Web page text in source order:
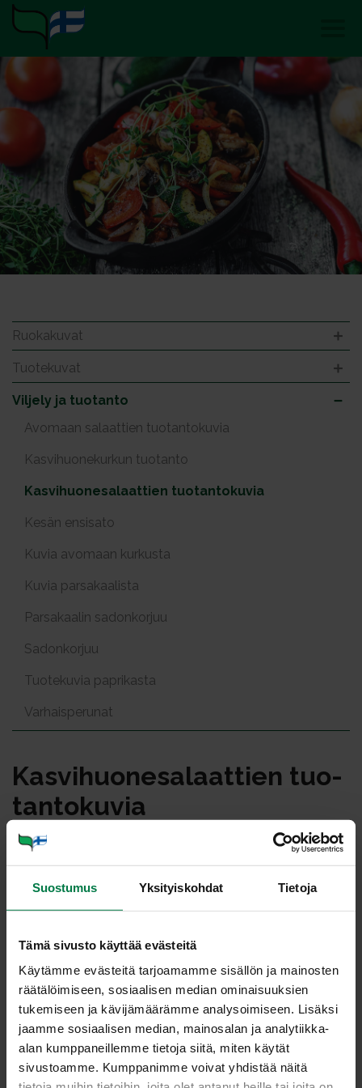
Suostumus Yksityiskohdat Tietoja
Tämä sivusto käyttää evästeitä
Käytämme evästeitä tarjoamamme sisällön ja mainosten
räätälöimiseen, sosiaalisen median ominaisuuksien
tukemiseen ja kävijämäärämme analysoimiseen. Lisäksi
jaamme sosiaalisen median, mainosalan ja analytiikka-
alan kumppaneillemme tietoja siitä, miten käytät
sivustoamme. Kumppanimme voivat yhdistää näitä
Ruokakuvat
Tuotekuvat
Viljely ja tuotanto
Avomaan salaattien tuotantokuvia
Kasvihuonekurkun tuotanto
Kasvihuonesalaattien tuotantokuvia
Kesän ensisato
Kuvia avomaan kurkusta
Kuvia parsakaalista
Parsakaalin sadonkorjuu
Sadonkorjuu
Tuotekuvia paprikasta
Varhaisperunat
Kas­vi­huo­ne­sa­laat­tien tuo­
tan­to­ku­via
Kasvihuonesalaattien kuvat: Kyröntarhat Oy:stä,
Pöytyältä.Avomaansalaattien korjuu tehdään käsityönä
pysyvät mahdollisimman raikkaina.
Kuvat: 5